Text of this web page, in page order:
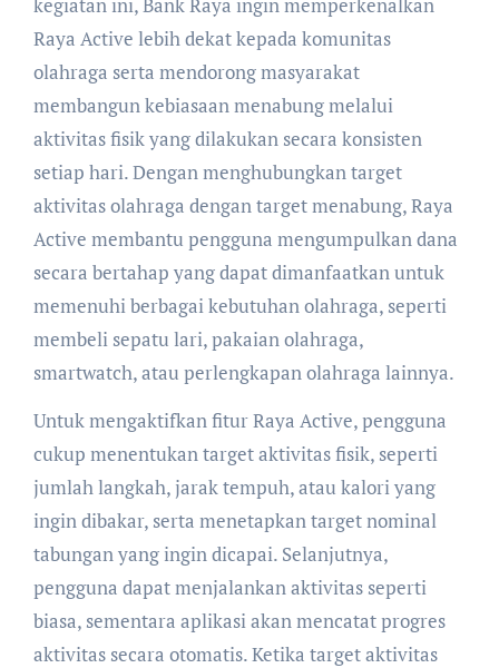
Raya Active lebih dekat kepada komunitas
olahraga serta mendorong masyarakat
membangun kebiasaan menabung melalui
aktivitas fisik yang dilakukan secara konsisten
setiap hari. Dengan menghubungkan target
aktivitas olahraga dengan target menabung, Raya
Active membantu pengguna mengumpulkan dana
secara bertahap yang dapat dimanfaatkan untuk
memenuhi berbagai kebutuhan olahraga, seperti
membeli sepatu lari, pakaian olahraga,
smartwatch, atau perlengkapan olahraga lainnya.
Untuk mengaktifkan fitur Raya Active, pengguna
cukup menentukan target aktivitas fisik, seperti
jumlah langkah, jarak tempuh, atau kalori yang
ingin dibakar, serta menetapkan target nominal
tabungan yang ingin dicapai. Selanjutnya,
pengguna dapat menjalankan aktivitas seperti
biasa, sementara aplikasi akan mencatat progres
aktivitas secara otomatis. Ketika target aktivitas